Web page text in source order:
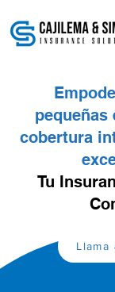
pequeñas
cobertura
Tu
Llama